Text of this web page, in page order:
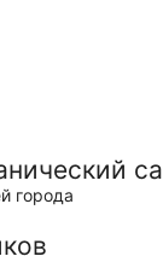
города